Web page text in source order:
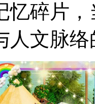
忆碎片
人文脉